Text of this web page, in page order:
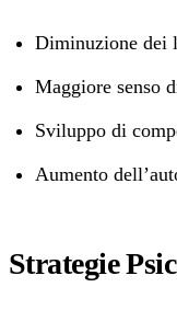
Diminuzione dei
Maggiore senso
Sviluppo di
Aumento
Strategie